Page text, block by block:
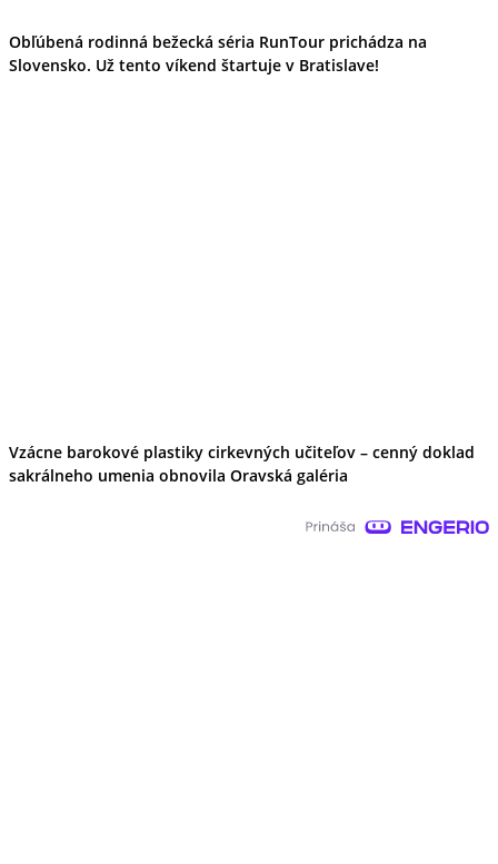
Obľúbená rodinná bežecká séria RunTour prichádza na
Slovensko. Už tento víkend štartuje v Bratislave!
Vzácne barokové plastiky cirkevných učiteľov – cenný doklad
sakrálneho umenia obnovila Oravská galéria